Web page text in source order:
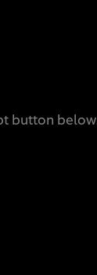
button below.